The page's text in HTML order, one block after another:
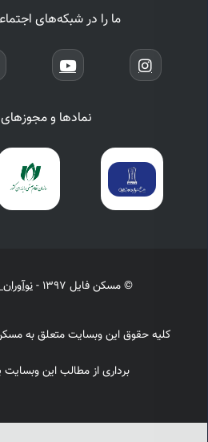
ما را در شبکه‌های
نمادها و
© مسکن فایل 1397 -
کلیه حقوق این وبسایت متعلق به
برداری از مطالب این وبسایت